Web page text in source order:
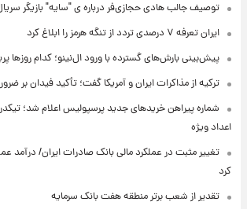
توصیف جالب هادی حجازی‌فر درباره ی "سایه" بازیگر
ایران تعرفه ۷ درصدی تردد از تنگه هرمز را ابلاغ کرد
پیش‌بینی بارش‌های گسترده با ورود ال‌نینو؛ کدام روزها
ترکیه از مذاکرات ایران و آمریکا گفت؛ تأکید فیدان بر
شماره پیراهن خریدهای جدید پرسپولیس اعلام شد؛
اعداد ویژه
کرد
تقدیر از شعب برتر منطقه هفت بانک سرمایه